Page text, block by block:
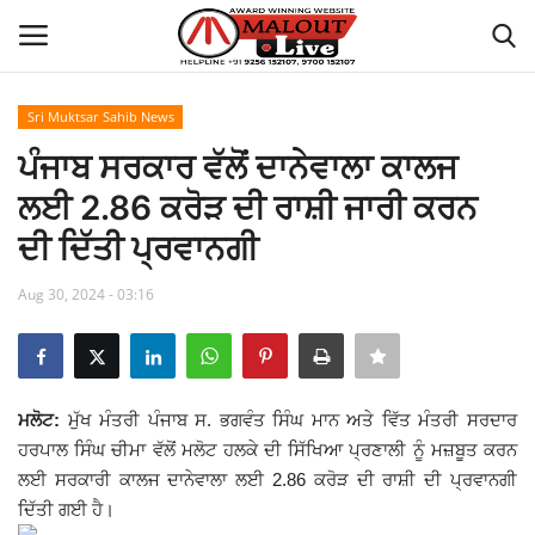
Home
How to Reach Malout
Malout News
History of Malout
Sri Muktsar Sahib News
ਪੰਜਾਬ ਸਰਕਾਰ ਵੱਲੋਂ ਦਾਨੇਵਾਲਾ ਕਾਲਜ
ਲਈ 2.86 ਕਰੋੜ ਦੀ ਰਾਸ਼ੀ ਜਾਰੀ ਕਰਨ
ਦੀ ਦਿੱਤੀ ਪ੍ਰਵਾਨਗੀ
Aug 30, 2024 - 03:16
ਮਲੋਟ: ਮੁੱਖ ਮੰਤਰੀ ਪੰਜਾਬ ਸ. ਭਗਵੰਤ ਸਿੰਘ ਮਾਨ ਅਤੇ ਵਿੱਤ ਮੰਤਰੀ ਸਰਦਾਰ
ਹਰਪਾਲ ਸਿੰਘ ਚੀਮਾ ਵੱਲੋਂ ਮਲੋਟ ਹਲਕੇ ਦੀ ਸਿੱਖਿਆ ਪ੍ਰਣਾਲੀ ਨੂੰ ਮਜ਼ਬੂਤ ਕਰਨ
ਲਈ ਸਰਕਾਰੀ ਕਾਲਜ ਦਾਨੇਵਾਲਾ ਲਈ 2.86 ਕਰੋੜ ਦੀ ਰਾਸ਼ੀ ਦੀ ਪ੍ਰਵਾਨਗੀ
ਦਿੱਤੀ ਗਈ ਹੈ।